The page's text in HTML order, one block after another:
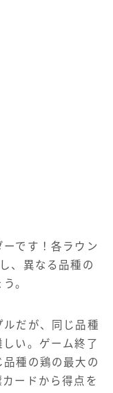
です！各ラウン
、異なる品種の
。
だが、同じ品種
い。ゲーム終了
種の鶏の最大の
ードから得点を